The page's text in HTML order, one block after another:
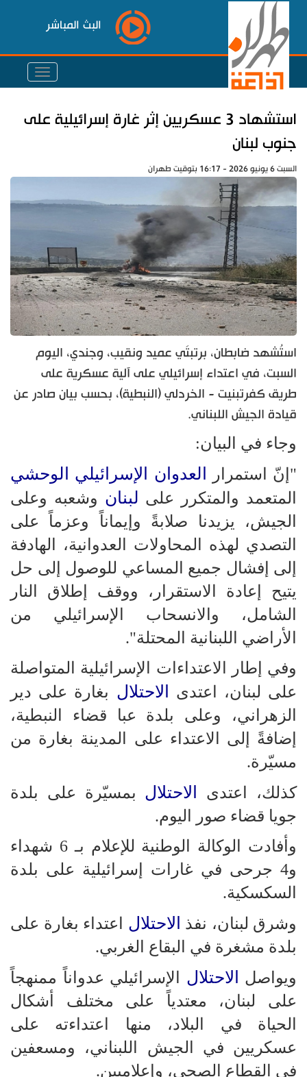
البث المباشر
استشهاد 3 عسكريين إثر غارة إسرائيلية على
جنوب لبنان
السبت 6 يونيو 2026 - 16:17 بتوقيت طهران
استُشهد ضابطان، برتبتَي عميد ونقيب، وجندي، اليوم
السبت، في اعتداء إسرائيلي على آلية عسكرية على
طريق كفرتبنيت - الخردلي (النبطية)، بحسب بيان صادر عن
قيادة الجيش اللبناني.
وجاء في البيان:
"إنّ استمرار
العدوان الإسرائيلي الوحشي
المتعمد والمتكرر على لبنان وشعبه وعلى
الجيش، يزيدنا صلابةً وإيماناً وعزماً على
التصدي لهذه المحاولات العدوانية، الهادفة
إلى إفشال جميع المساعي للوصول إلى حل
يتيح إعادة الاستقرار، ووقف إطلاق النار
الشامل، والانسحاب الإسرائيلي من
الأراضي اللبنانية المحتلة".
وفي إطار الاعتداءات الإسرائيلية المتواصلة
على لبنان، اعتدى الاحتلال بغارة على دير
الزهراني، وعلى بلدة عبا قضاء النبطية،
إضافةً إلى الاعتداء على المدينة بغارة من
مسيّرة.
كذلك، اعتدى الاحتلال بمسيّرة على بلدة
جويا قضاء صور اليوم.
وأفادت الوكالة الوطنية للإعلام بـ 6 شهداء
و4 جرحى في غارات إسرائيلية على بلدة
السكسكية.
وشرق لبنان، نفذ الاحتلال اعتداء بغارة على
بلدة مشغرة في البقاع الغربي.
ويواصل الاحتلال الإسرائيلي عدواناً ممنهجاً
على لبنان، معتدياً على مختلف أشكال
الحياة في البلاد، منها اعتداءته على
عسكريين في الجيش اللبناني، ومسعفين
في القطاع الصحي، وإعلاميين.